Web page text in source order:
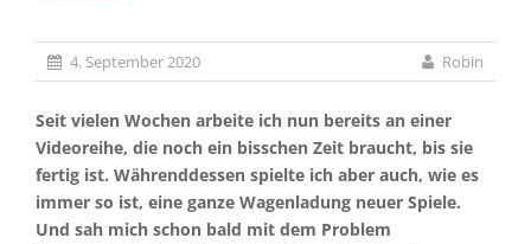
4. September 2020 Robin
Seit vielen Wochen arbeite ich nun bereits an einer
Videoreihe, die noch ein bisschen Zeit braucht, bis sie
fertig ist. Währenddessen spielte ich aber auch, wie es
immer so ist, eine ganze Wagenladung neuer Spiele.
Und sah mich schon bald mit dem Problem